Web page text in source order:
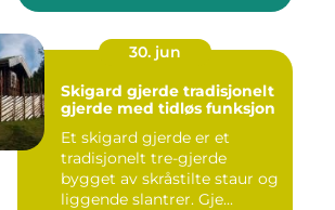
30. jun
Skigard gjerde tradisjonelt
gjerde med tidløs funksjon
Et skigard gjerde er et
tradisjonelt tre-gjerde
bygget av skråstilte staur og
liggende slantrer. Gje...